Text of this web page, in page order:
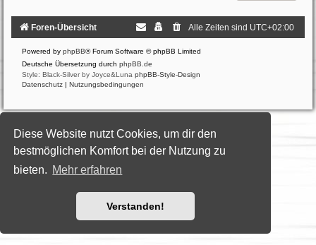
Diese Website nutzt Cookies, um dir den
bestmöglichen Komfort bei der Nutzung zu
bieten. Mehr erfahren
Verstanden!
Foren-Übersicht Alle Zeiten sind UTC+02:00
Powered by phpBB® Forum Software © phpBB Limited
Deutsche Übersetzung durch phpBB.de
Style: Black-Silver by Joyce&Luna phpBB-Style-Design
Datenschutz | Nutzungsbedingungen